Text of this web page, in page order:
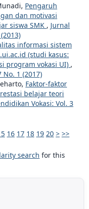
Pengaruh
dan motivasi
siswa SMK , Jurnal
informasi sistem
(studi kasus:
program vokasi UI) ,
No. 1 (2017)
Faktor-faktor
belajar teori
Vokasi: Vol. 3
16 17 18 19 20 > >>
search for this